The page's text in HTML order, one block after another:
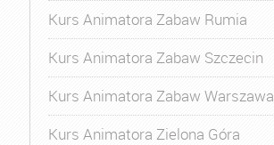
Kurs Animatora Zabaw Rumia
Kurs Animatora Zabaw Szczecin
Kurs Animatora Zabaw Warszawa
Kurs Animatora Zielona Góra